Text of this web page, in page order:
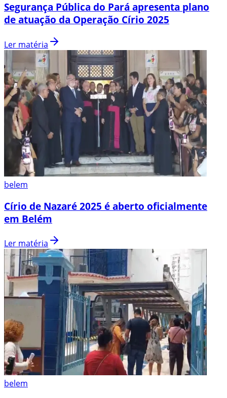
Segurança Pública do Pará apresenta plano
de atuação da Operação Círio 2025
Ler matéria
belem
Círio de Nazaré 2025 é aberto oficialmente
em Belém
Ler matéria
belem